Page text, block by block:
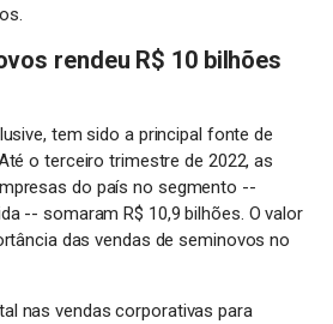
rendeu R$ 10 bilhões
tem sido a principal fonte de
o terceiro trimestre de 2022, as
do país no segmento --
-- somaram R$ 10,9 bilhões. O valor
das vendas de seminovos no
nas vendas corporativas para